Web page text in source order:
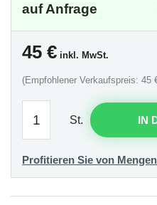
auf Anfrage
45 € inkl. MwSt.
(Empfohlener Verkaufspreis: 45
St. IN
Profitieren Sie von